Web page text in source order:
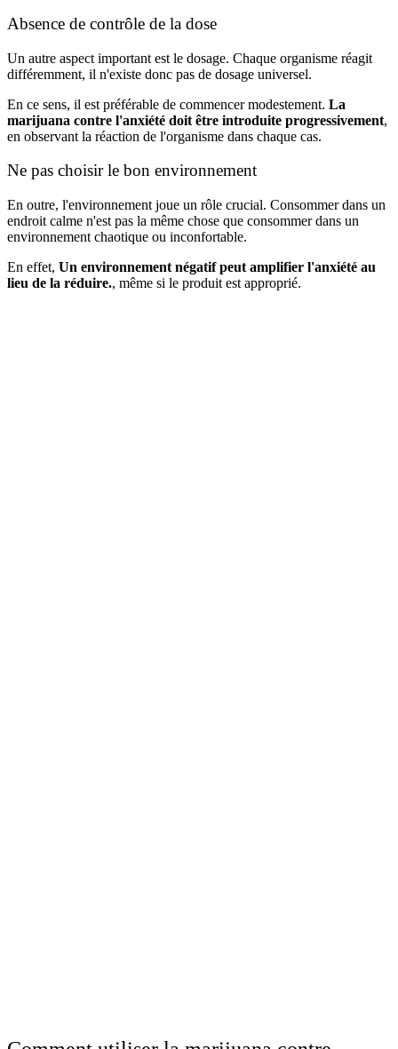
Absence de contrôle de la dose
Un autre aspect important est le dosage. Chaque organisme réagit
différemment, il n'existe donc pas de dosage universel.
En ce sens, il est préférable de commencer modestement. La
marijuana contre l'anxiété doit être introduite progressivement,
en observant la réaction de l'organisme dans chaque cas.
Ne pas choisir le bon environnement
En outre, l'environnement joue un rôle crucial. Consommer dans un
endroit calme n'est pas la même chose que consommer dans un
environnement chaotique ou inconfortable.
En effet, Un environnement négatif peut amplifier l'anxiété au
lieu de la réduire., même si le produit est approprié.